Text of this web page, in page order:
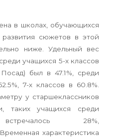
в школах, обучающихся
сюжетов в этой
ниже. Удельный вес
учащихся 5-х классов
был в 47.1%, среди
7-х классов в 60.8%.
у старшеклассников
таких учащихся среди
встречалось 28%,
характеристика